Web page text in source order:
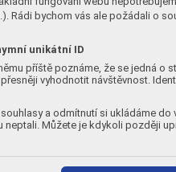
Rádi bychom vás ale požádali o
unikátní ID
příště poznáme, že se jedná o
vyhodnotit návštěvnost.
a odmítnutí si ukládáme
neptali. Můžete je kdykoli později
znečišťující látky v ovzduší.